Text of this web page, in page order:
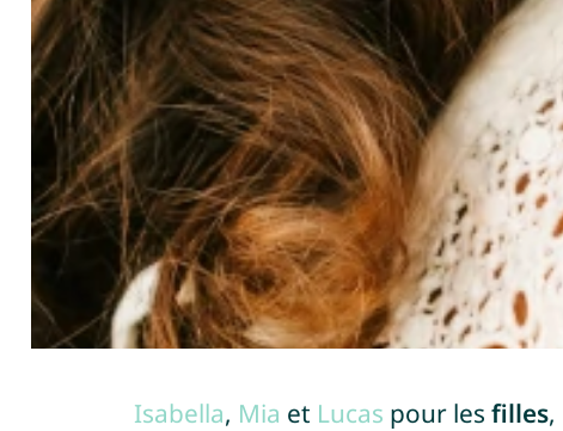
Isabella, Mia et Lucas pour les filles,